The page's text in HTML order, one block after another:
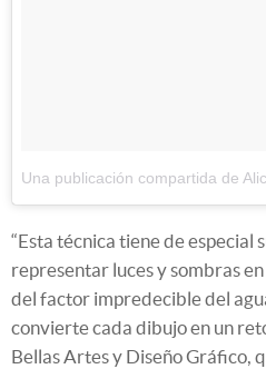
Una publicación compartida de
“Esta técnica tiene de especial
representar luces y sombras
del factor impredecible del
convierte cada dibujo en un
Bellas Artes y Diseño Gráfico,